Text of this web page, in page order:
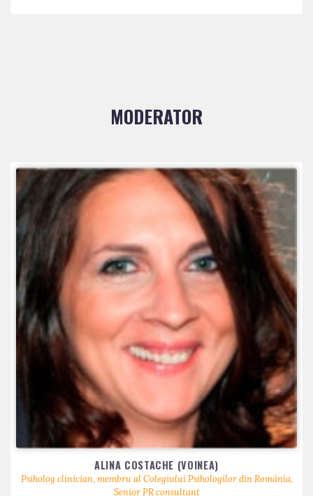
MODERATOR
ALINA COSTACHE (VOINEA)
Psiholog clinician, membru al Colegiului Psihologilor din România,
Senior PR consultant